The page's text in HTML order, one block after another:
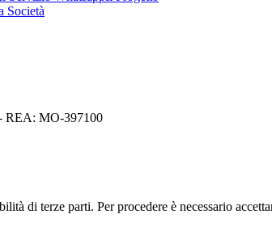
Società
REA: MO-397100
di terze parti. Per procedere è necessario